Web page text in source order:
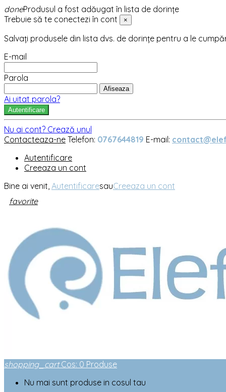
doneProdusul a fost adăugat în lista de dorințe
Trebuie să te conectezi în cont
×
Salvați produsele din lista dvs. de dorințe pentru a le
E-mail
Parola
Afiseaza
Ai uitat parola?
Autentificare
Nu ai cont? Crează unul
Contacteaza-ne Telefon: 0767644819 E-mail:
Autentificare
Creeaza un cont
Bine ai venit, AutentificaresauCreeaza un cont
favorite
shopping_cart Cos: 0 Produse
Nu mai sunt produse in cosul tau